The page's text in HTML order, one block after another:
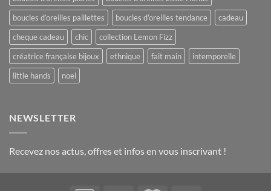
boucles d’oreilles paillettes
boucles d’oreilles tendance
cadeau
cheque cadeau
chic
collection Lemon Fizz
créatrice française bijoux
ethnique fait main
intemporelle
little hands
noel
NEWSLETTER
Recevez nos actus, offres et infos en vous inscrivant !